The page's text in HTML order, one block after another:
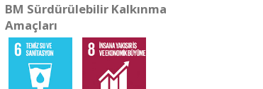
BM Sürdürülebilir Kalkınma
Amaçları